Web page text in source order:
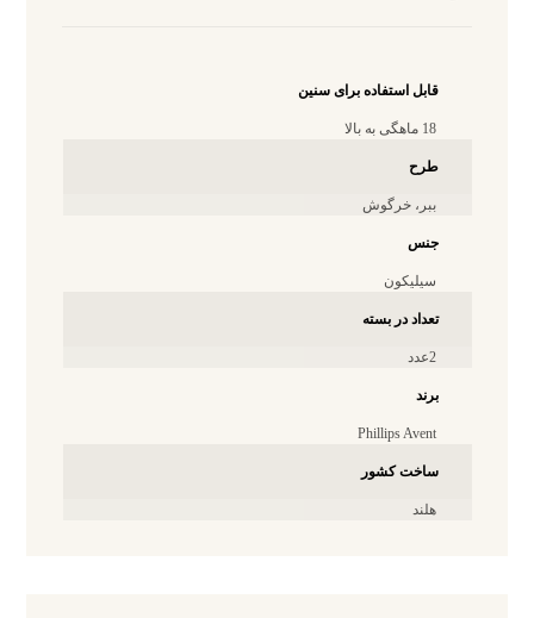
قابل استفاده برای سنین
18 ماهگی به بالا
طرح
ببر، خرگوش
جنس
سیلیکون
تعداد در بسته
2عدد
برند
Phillips Avent
ساخت کشور
هلند